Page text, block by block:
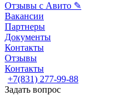
Отзывы с Авито ✎
Вакансии
Партнеры
Документы
Контакты
Отзывы
Контакты
+7(831) 277-99-88
Задать вопрос